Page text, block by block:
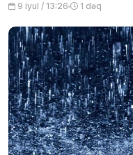
9 iyul / 13:26 1 dəq